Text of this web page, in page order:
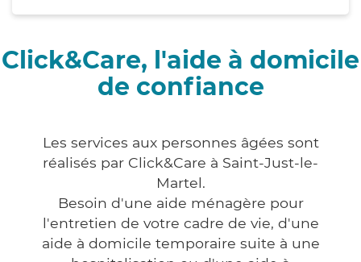
Click&Care, l'aide à domicile
de confiance
Les services aux personnes âgées sont
réalisés par Click&Care à Saint-Just-le-
Martel.
Besoin d'une aide ménagère pour
l'entretien de votre cadre de vie, d'une
aide à domicile temporaire suite à une